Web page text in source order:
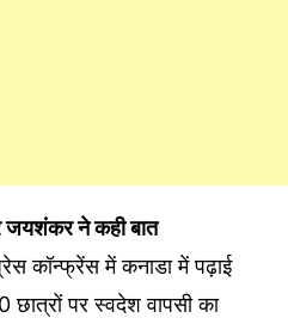
जयशंकर ने कही बात
कॉन्फ्रेंस में कनाडा में पढ़ाई
पर स्वदेश वापसी का